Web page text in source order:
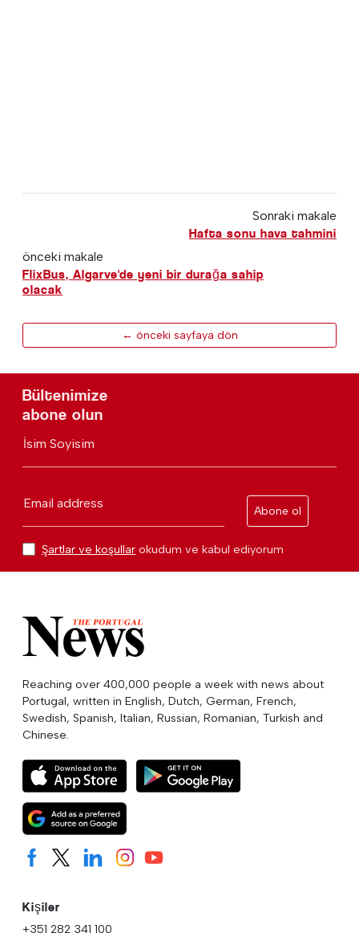
Sonraki makale
Hafta sonu hava tahmini
önceki makale
FlixBus, Algarve'de yeni bir durağa sahip
olacak
← önceki sayfaya dön
Bültenimize
abone olun
İsim Soyisim
Email address
Abone ol
Şartlar ve koşullar okudum ve kabul ediyorum
Reaching over 400,000 people a week with news about
Portugal, written in English, Dutch, German, French,
Swedish, Spanish, Italian, Russian, Romanian, Turkish and
Chinese.
Kişiler
+351 282 341 100